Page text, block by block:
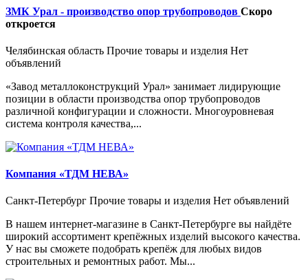
ЗМК Урал - производство опор трубопроводов Скоро
откроется
Челябинская область Прочие товары и изделия Нет
объявлений
«Завод металлоконструкций Урал» занимает лидирующие
позиции в области производства опор трубопроводов
различной конфигурации и сложности. Многоуровневая
система контроля качества,...
Компания «ТДМ НЕВА»
Санкт-Петербург Прочие товары и изделия Нет объявлений
В нашем интернет-магазине в Санкт-Петербурге вы найдёте
широкий ассортимент крепёжных изделий высокого качества.
У нас вы сможете подобрать крепёж для любых видов
строительных и ремонтных работ. Мы...